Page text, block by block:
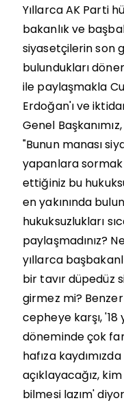
Yıllarca AK Parti
bakanlık ve
siyasetçilerin son
bulundukları
ile paylaşmakla
Erdoğan'ı ve
Genel
"Bunun manası
yapanlara sormak
ettiğiniz bu
en yakınında
hukuksuzlukları
paylaşmadınız?
yıllarca
bir tavır düpedüz
girmez mi?
cepheye karşı, '18
döneminde çok
hafıza
açıklayacağız,
bilmesi lazım'